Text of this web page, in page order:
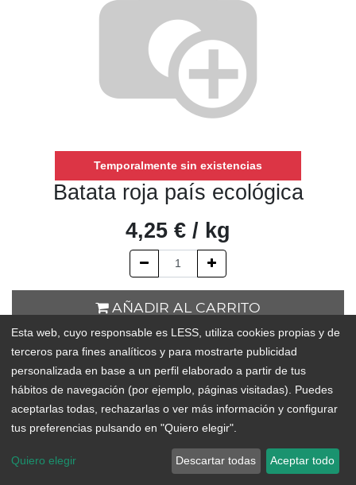
Temporalmente sin existencias
Batata roja país ecológica
4,25 € / kg
AÑADIR AL CARRITO
Temporalmente sin existencias
Add to Wishlist
Copyright © LESS
Esta web, cuyo responsable es LESS, utiliza cookies propias y de
terceros para fines analíticos y para mostrarte publicidad
personalizada en base a un perfil elaborado a partir de tus
hábitos de navegación (por ejemplo, páginas visitadas). Puedes
aceptarlas todas, rechazarlas o ver más información y configurar
tus preferencias pulsando en "Quiero elegir".
Quiero elegir Descartar todas Aceptar todo